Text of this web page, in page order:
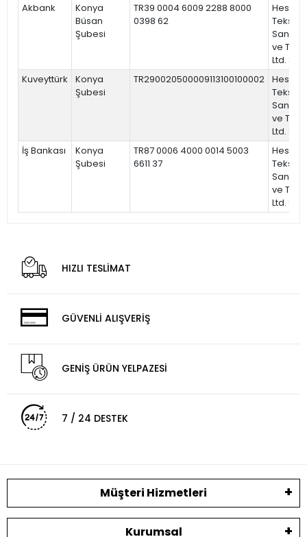
Akbank
Konya
Büsan
Şubesi
TR39 0004 6009 2288 8000
0398 62
Hesna
Tekstil
Sanayi
ve Tic.
Ltd. Şti.
Kuveyttürk
Konya
Şubesi
TR290020500009113100100002 Hesna
Tekstil
Sanayi
ve Tic.
Ltd. Şti.
İş Bankası
Konya
Şubesi
TR87 0006 4000 0014 5003
6611 37
Hesna
Tekstil
Sanayi
ve Tic.
Ltd. Şti.
HIZLI TESLİMAT
GÜVENLİ ALIŞVERİŞ
GENİŞ ÜRÜN YELPAZESİ
7 / 24 DESTEK
Müşteri Hizmetleri
Kurumsal